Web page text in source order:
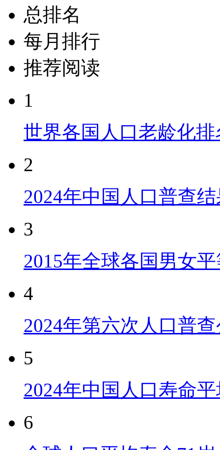
总排名
每月排行
推荐阅读
1
世界各国人口老龄化
2
2024年中国人口普查
3
2015年全球各国男女
4
2024年第六次人口普
5
2024年中国人口寿命
6